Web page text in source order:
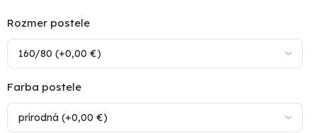
Rozmer postele
Farba postele